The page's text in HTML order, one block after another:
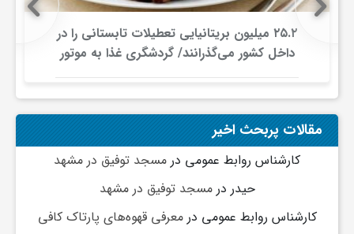
۲۵.۲ میلیون بریتانیایی تعطیلات تابستانی را در
داخل کشور می‌گذرانند/ گردشگری غذا به موتور
جدید سفرهای داخلی تبدیل شد
مقالات پربحث اخیر
کارشناس روابط عمومی در مسجد توفیق در مشهد
حیدر درمسجد توفیق در مشهد
کارشناس روابط عمومی درمعرفی قهوه‌های پارتاک کافی